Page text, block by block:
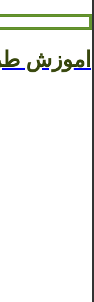
اموزش